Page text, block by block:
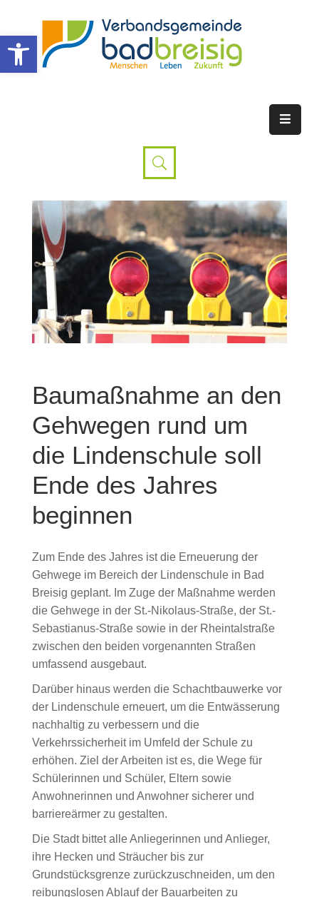
Werkzeugleiste öffnen
Baumaßnahme an den
Gehwegen rund um
die Lindenschule soll
Ende des Jahres
beginnen
Zum Ende des Jahres ist die Erneuerung der
Gehwege im Bereich der Lindenschule in Bad
Breisig geplant. Im Zuge der Maßnahme werden
die Gehwege in der St.-Nikolaus-Straße, der St.-
Sebastianus-Straße sowie in der Rheintalstraße
zwischen den beiden vorgenannten Straßen
umfassend ausgebaut.
Darüber hinaus werden die Schachtbauwerke vor
der Lindenschule erneuert, um die Entwässerung
nachhaltig zu verbessern und die
Verkehrssicherheit im Umfeld der Schule zu
erhöhen. Ziel der Arbeiten ist es, die Wege für
Schülerinnen und Schüler, Eltern sowie
Anwohnerinnen und Anwohner sicherer und
barriereärmer zu gestalten.
Die Stadt bittet alle Anliegerinnen und Anlieger,
ihre Hecken und Sträucher bis zur
Grundstücksgrenze zurückzuschneiden, um den
reibungslosen Ablauf der Bauarbeiten zu